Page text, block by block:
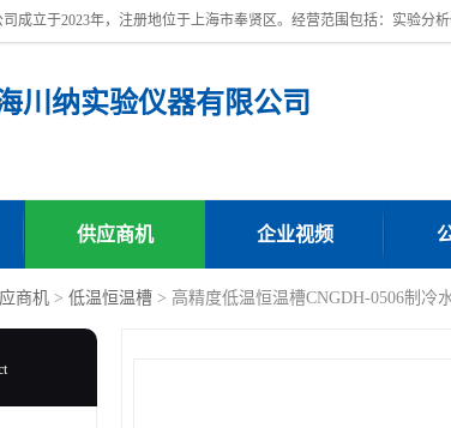
川纳实验仪器有限公司
供应商机 企业视频
商机 > 低温恒温槽 > 高精度低温恒温槽CNGDH-0506制冷